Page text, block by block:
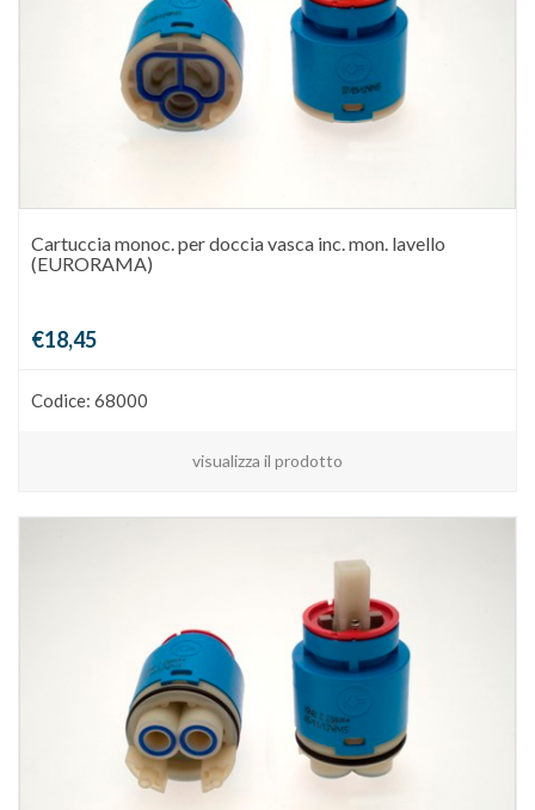
Cartuccia monoc. per doccia vasca inc. mon. lavello
(EURORAMA)
€18,45
Codice: 68000
visualizza il prodotto